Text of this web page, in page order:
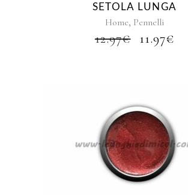
SETOLA LUNGA
Home, Pennelli
12.97€ IL
PREZZO
11.97€
Questo
prodotto
ha
più